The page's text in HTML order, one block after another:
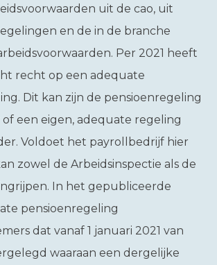
uit de cao, uit
en de in de branche
Per 2021 heeft
recht op een adequate
Dit kan zijn de pensioenregeling
een eigen, adequate regeling
Voldoet het payrollbedrijf hier
zowel de Arbeidsinspectie als de
In het gepubliceerde
pensioenregeling
dat vanaf 1 januari 2021 van
waaraan een dergelijke